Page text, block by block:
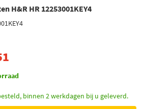
H&R HR 12253001KEY4
binnen 2 werkdagen bij u geleverd.